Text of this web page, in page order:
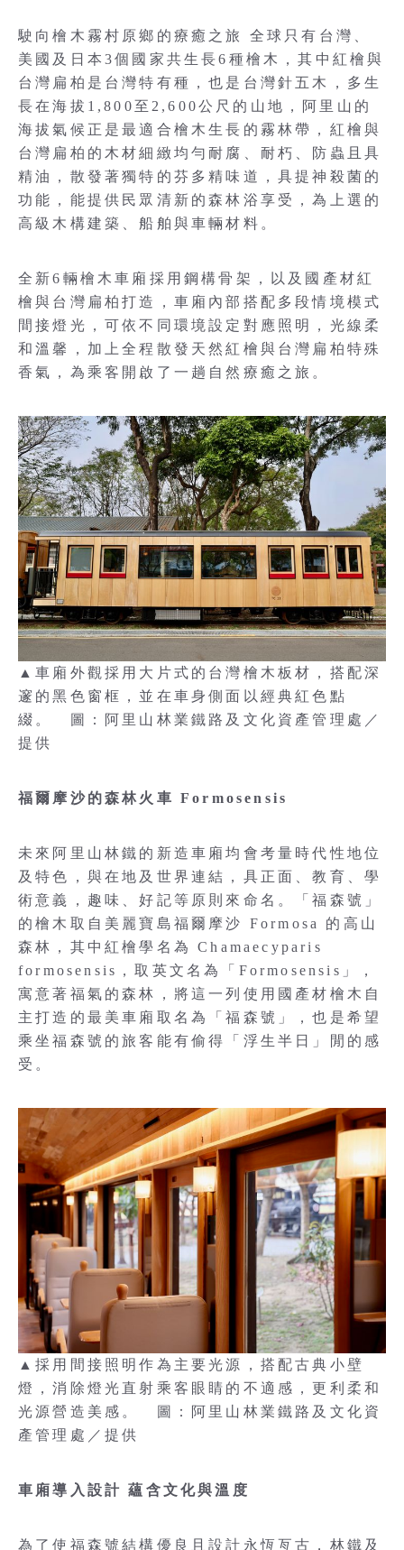
駛向檜木霧村原鄉的療癒之旅 全球只有台灣、
美國及日本3個國家共生長6種檜木，其中紅檜與
台灣扁柏是台灣特有種，也是台灣針五木，多生
長在海拔1,800至2,600公尺的山地，阿里山的
海拔氣候正是最適合檜木生長的霧林帶，紅檜與
台灣扁柏的木材細緻均勻耐腐、耐朽、防蟲且具
精油，散發著獨特的芬多精味道，具提神殺菌的
功能，能提供民眾清新的森林浴享受，為上選的
高級木構建築、船舶與車輛材料。
全新6輛檜木車廂採用鋼構骨架，以及國產材紅
檜與台灣扁柏打造，車廂內部搭配多段情境模式
間接燈光，可依不同環境設定對應照明，光線柔
和溫馨，加上全程散發天然紅檜與台灣扁柏特殊
香氣，為乘客開啟了一趟自然療癒之旅。
▲車廂外觀採用大片式的台灣檜木板材，搭配深
邃的黑色窗框，並在車身側面以經典紅色點
綴。 圖：阿里山林業鐵路及文化資產管理處／
提供
福爾摩沙的森林火車 Formosensis
未來阿里山林鐵的新造車廂均會考量時代性地位
及特色，與在地及世界連結，具正面、教育、學
術意義，趣味、好記等原則來命名。「福森號」
的檜木取自美麗寶島福爾摩沙 Formosa 的高山
森林，其中紅檜學名為 Chamaecyparis
formosensis，取英文名為「Formosensis」，
寓意著福氣的森林，將這一列使用國產材檜木自
主打造的最美車廂取名為「福森號」，也是希望
乘坐福森號的旅客能有偷得「浮生半日」閒的感
受。
▲採用間接照明作為主要光源，搭配古典小壁
燈，消除燈光直射乘客眼睛的不適感，更利柔和
光源營造美感。 圖：阿里山林業鐵路及文化資
產管理處／提供
車廂導入設計 蘊含文化與溫度
為了使福森號結構優良且設計永恆亙古，林鐵及